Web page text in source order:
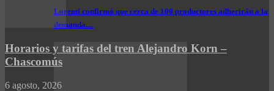
Lorenti confirmó que cerca de 100 productores adherirán a la
demanda…
Horarios y tarifas del tren Alejandro Korn –
Chascomús
6 agosto, 2026